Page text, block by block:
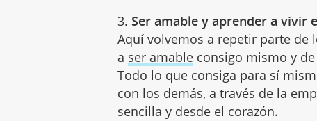
3.Ser amable y aprender a vivir
Aquí volvemos a repetir parte de
a ser amable consigo mismo y
Todo lo que consiga para sí
con los demás, a través de la
sencilla y desde el corazón.